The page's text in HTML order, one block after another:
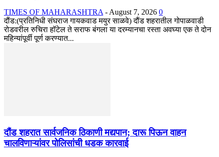
TIMES OF MAHARASHTRA - August 7, 2026 0
दौंड:(प्रतिनिधी संघराज गायकवाड मयुर साळवे) दौंड शहरातील गोपाळवाडी
रोडवरील रुचिरा हॉटेल ते सराफ बंगला या दरम्यानचा रस्ता अवघ्या एक ते दोन
महिन्यांपूर्वी पूर्ण करण्यात...
दौंड शहरात सार्वजनिक ठिकाणी मद्यपान; दारू पिऊन वाहन
चालविणाऱ्यांवर पोलिसांची धडक कारवाई